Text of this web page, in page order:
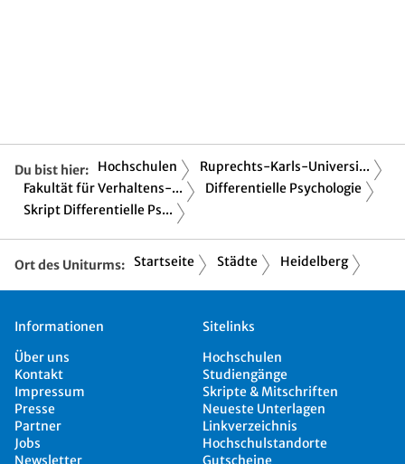
Du bist hier: Hochschulen
Ruprechts-Karls-Universi...
Fakultät für Verhaltens-...
Differentielle Psychologie
Skript Differentielle Ps...
Ort des Uniturms: Startseite Städte Heidelberg
Informationen
Über uns
Kontakt
Impressum
Presse
Partner
Jobs
Newsletter
Sitelinks
Hochschulen
Studiengänge
Skripte & Mitschriften
Neueste Unterlagen
Linkverzeichnis
Hochschulstandorte
Gutscheine